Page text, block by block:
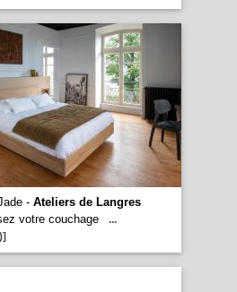
- Ateliers de Langres
votre couchage
...